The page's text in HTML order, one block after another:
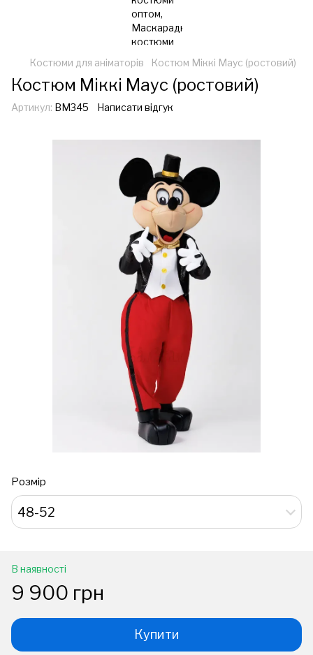
Костюми для аніматорів Костюм Міккі Маус (ростовий)
Костюм Міккі Маус (ростовий)
Артикул: ВМ345 Написати відгук
Розмір
48-52
В наявності
9 900 грн
Купити